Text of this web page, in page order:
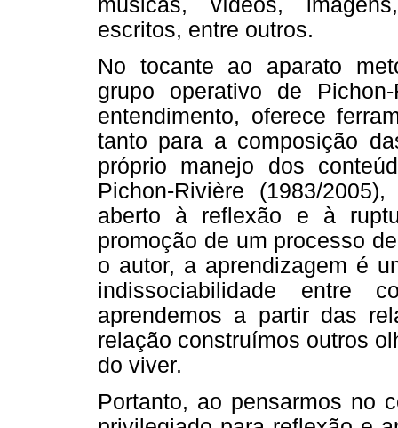
escritos, entre outros.
No tocante ao aparato
grupo operativo de
entendimento, oferece
tanto para a composição
próprio manejo dos
Pichon-Rivière (1983/
aberto à reflexão e à
promoção de um processo
o autor, a aprendizagem é
indissociabilidade entre
aprendemos a partir das
relação construímos outros
do viver.
Portanto, ao pensarmos no